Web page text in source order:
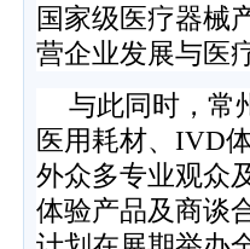
国家级医疗器械
营企业发展与医
与此同时，常
医用耗材、 IVD
外众多专业观众
体验产品及商谈